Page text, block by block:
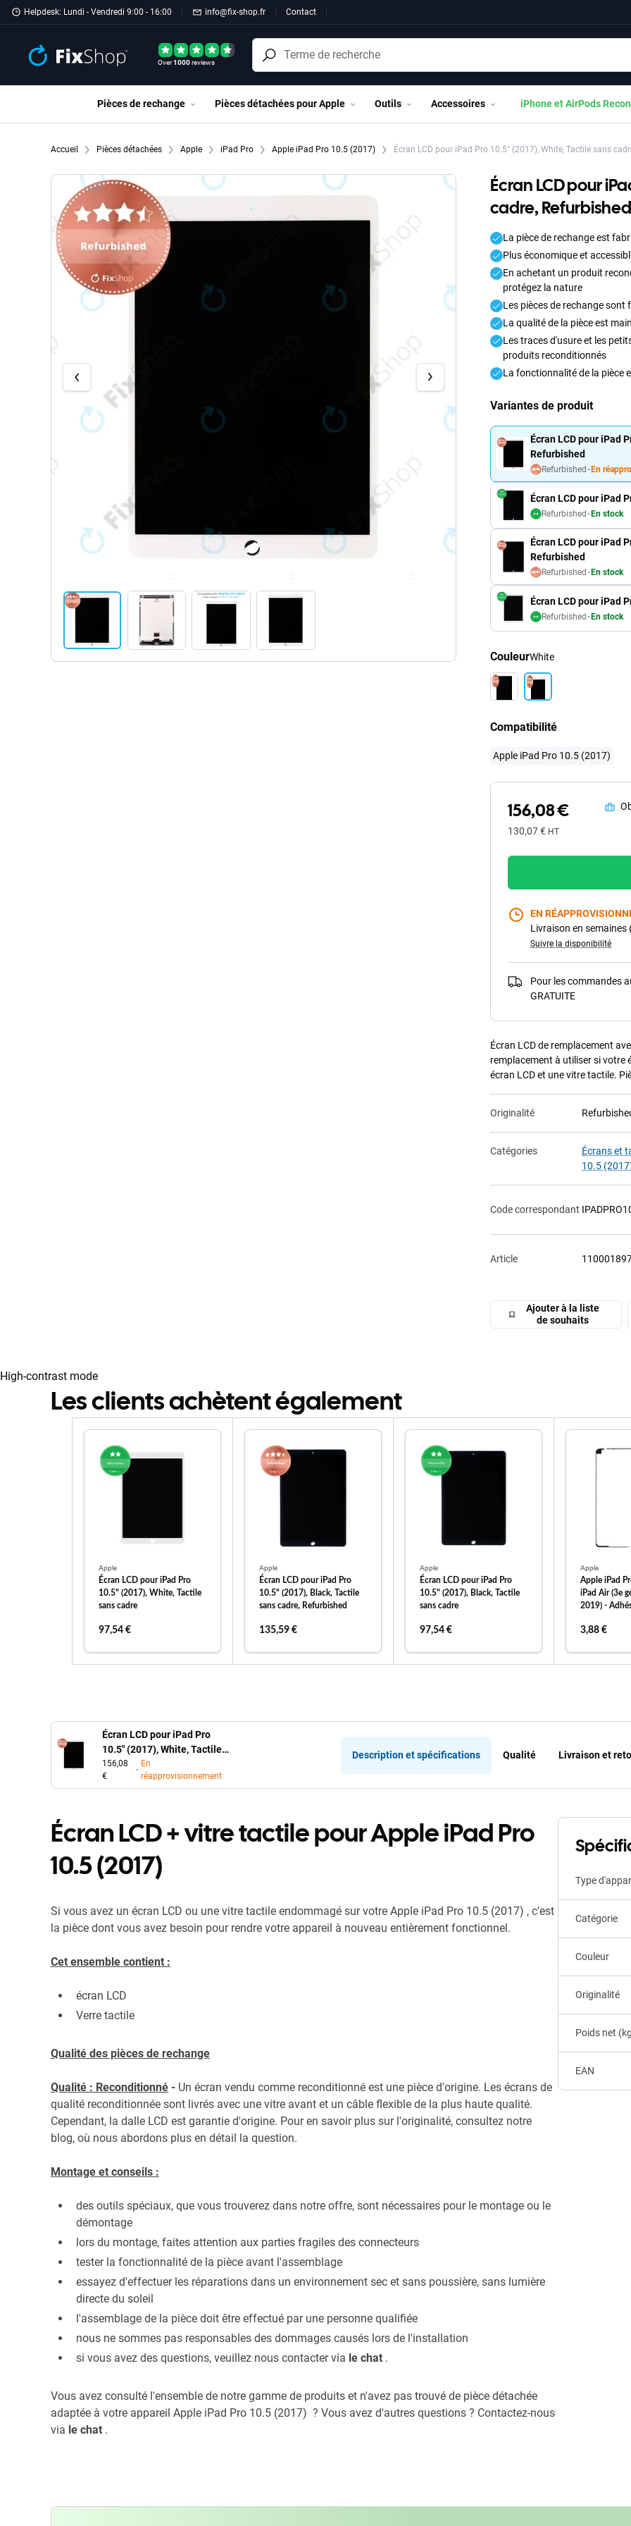
Passer au contenu principal
Helpdesk: Lundi - Vendredi 9:00 - 16:00 info@fix-shop.fr Contact
Over1000reviews
Pièces de rechange Pièces détachées pour Apple Outils Accessoires iPhone et AirPods
Accueil Pièces détachées Apple iPad Pro Apple iPad Pro 10.5 (2017) Écran LCD pour iPad Pro 10.5" (2017), White, Tactile sans
Écran LCD pour
cadre, Refurbished
La pièce de rechange est
Plus économique et
En achetant un produit
protégez la nature
Les pièces de rechange sont
La qualité de la pièce est
Les traces d'usure et les
produits reconditionnés
La fonctionnalité de la pièce
Variantes de produit
Écran LCD pour iPad
Refurbished En stock
Écran LCD pour iPad
Refurbished
Refurbished En
Écran LCD pour iPad
Refurbished
Refurbished En stock
Écran LCD pour iPad
Refurbished En stock
CouleurWhite
Compatibilité
Apple iPad Pro 10.5 (2017)
156,08 €
130,07 € HT
EN
Livraison en semaines
Suivre la disponibilité
Pour les commandes
GRATUITE
Écran LCD de remplacement
remplacement à utiliser si votre
écran LCD et une vitre tactile.
Originalité
Catégories Écrans et
10.5
Code correspondant
Article
Ajouter à la liste
de souhaits
High-contrast mode
Les clients achètent également
Apple
Écran LCD pour iPad Pro
10.5" (2017), White, Tactile
sans cadre
97,54 €
Apple
Écran LCD pour iPad Pro
10.5" (2017), Black, Tactile
sans cadre, Refurbished
135,59 €
Apple
Écran LCD pour iPad Pro
10.5" (2017), Black, Tactile
sans cadre
97,54 €
Apple
Apple iPad
iPad Air (3e
2019) -
3,88 €
Écran LCD pour iPad Pro
10.5" (2017), White, Tactile
sans cadre, Refurbished
156,08
€
En
réapprovisionnement
Description et spécifications Qualité Livraison et
Écran LCD + vitre tactile pour Apple iPad Pro
10.5 (2017)
Si vous avez un écran LCD ou une vitre tactile endommagé sur votre Apple iPad Pro 10.5 (2017) , c'est
la pièce dont vous avez besoin pour rendre votre appareil à nouveau entièrement fonctionnel.
Cet ensemble contient :
écran LCD
Verre tactile
Qualité des pièces de rechange
Qualité : Reconditionné - Un écran vendu comme reconditionné est une pièce d'origine. Les écrans de
qualité reconditionnée sont livrés avec une vitre avant et un câble flexible de la plus haute qualité.
Cependant, la dalle LCD est garantie d'origine. Pour en savoir plus sur l'originalité, consultez notre
blog, où nous abordons plus en détail la question.
Montage et conseils :
des outils spéciaux, que vous trouverez dans notre offre, sont nécessaires pour le montage ou le
démontage
lors du montage, faites attention aux parties fragiles des connecteurs
tester la fonctionnalité de la pièce avant l'assemblage
essayez d'effectuer les réparations dans un environnement sec et sans poussière, sans lumière
directe du soleil
l'assemblage de la pièce doit être effectué par une personne qualifiée
nous ne sommes pas responsables des dommages causés lors de l'installation
si vous avez des questions, veuillez nous contacter via le chat .
Vous avez consulté l'ensemble de notre gamme de produits et n'avez pas trouvé de pièce détachée
adaptée à votre appareil Apple iPad Pro 10.5 (2017) ? Vous avez d'autres questions ? Contactez-nous
via le chat .
Type
Catégorie
Couleur
Originalité
Poids net
EAN